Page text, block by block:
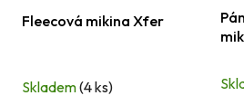
Fleecová mikina Xfer
Skladem(4 ks)